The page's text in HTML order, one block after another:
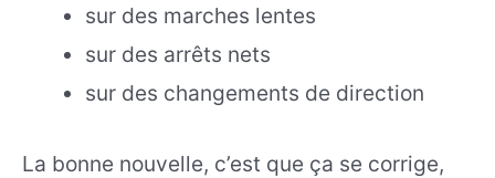
sur des marches lentes
sur des arrêts nets
sur des changements de direction
La bonne nouvelle, c’est que ça se corrige,